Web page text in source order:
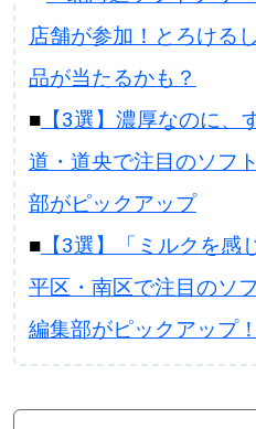
店舗が参加！とろける
品が当たるかも？
■【3選】濃厚なのに、
道・道央で注目のソフ
部がピックアップ
■【3選】「ミルクを感
平区・南区で注目のソ
編集部がピックアップ！